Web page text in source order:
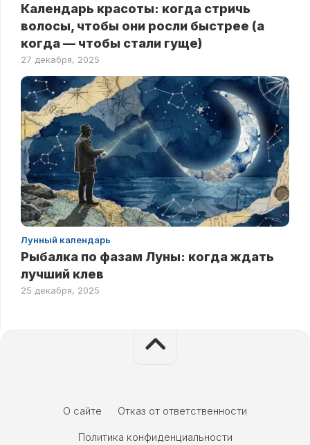
Календарь красоты: когда стричь
волосы, чтобы они росли быстрее (а
когда — чтобы стали гуще)
27 декабря, 2025
Лунный календарь
Рыбалка по фазам Луны: когда ждать
лучший клев
25 декабря, 2025
О сайте
Отказ от ответственности
Политика конфиденциальности